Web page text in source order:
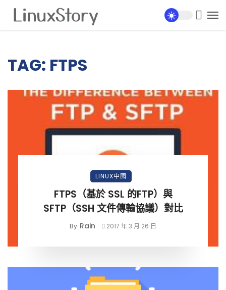
TAG: FTPS
LINUX中國
FTPS（基於 SSL 的FTP）與
SFTP（SSH 文件傳輸協議）對比
By Rain 2017 年 3 月 26 日